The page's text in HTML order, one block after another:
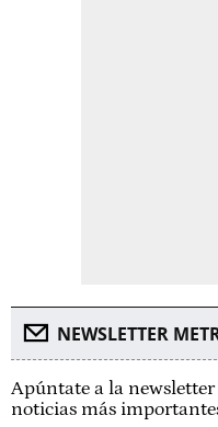
NEWSLETTER
Apúntate a la
noticias más